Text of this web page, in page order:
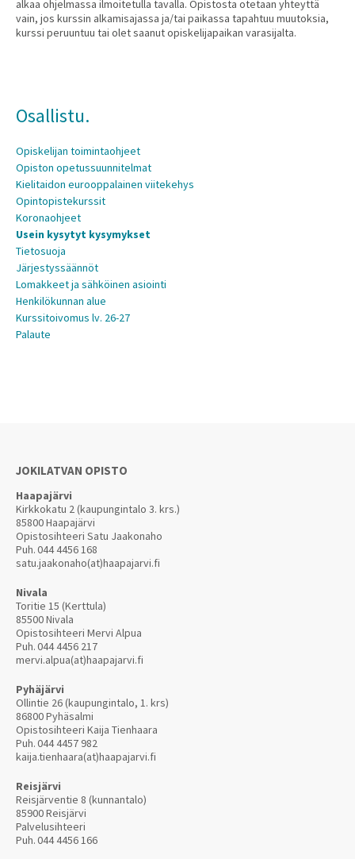
alkaa ohjelmassa ilmoitetulla tavalla. Opistosta otetaan yhteyttä
vain, jos kurssin alkamisajassa ja/tai paikassa tapahtuu muutoksia,
kurssi peruuntuu tai olet saanut opiskelijapaikan varasijalta.
Osallistu.
Opiskelijan toimintaohjeet
Opiston opetussuunnitelmat
Kielitaidon eurooppalainen viitekehys
Opintopistekurssit
Koronaohjeet
Usein kysytyt kysymykset
Tietosuoja
Järjestyssäännöt
Lomakkeet ja sähköinen asiointi
Henkilökunnan alue
Kurssitoivomus lv. 26-27
Palaute
JOKILATVAN OPISTO
Haapajärvi
Kirkkokatu 2 (kaupungintalo 3. krs.)
85800 Haapajärvi
Opistosihteeri Satu Jaakonaho
Puh.044 4456 168
satu.jaakonaho(at)haapajarvi.fi
Nivala
Toritie 15 (Kerttula)
85500 Nivala
Opistosihteeri Mervi Alpua
Puh.044 4456 217
mervi.alpua(at)haapajarvi.fi
Pyhäjärvi
Ollintie 26 (kaupungintalo, 1. krs)
86800 Pyhäsalmi
Opistosihteeri Kaija Tienhaara
Puh.044 4457 982
kaija.tienhaara(at)haapajarvi.fi
Reisjärvi
Reisjärventie 8 (kunnantalo)
85900 Reisjärvi
Palvelusihteeri
Puh.044 4456 166